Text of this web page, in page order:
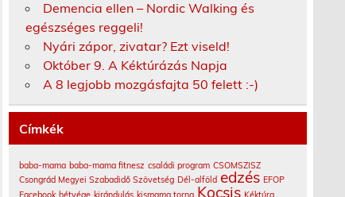
Demencia ellen – Nordic Walking és
egészséges reggeli!
Nyári zápor, zivatar? Ezt viseld!
Október 9. A Kéktúrázás Napja
A 8 legjobb mozgásfajta 50 felett :-)
Címkék
baba-mama baba-mama fitnesz családi program CSOMSZISZ
Csongrád Megyei Szabadidő Szövetség Dél-alföld edzés EFOP
Kocsis